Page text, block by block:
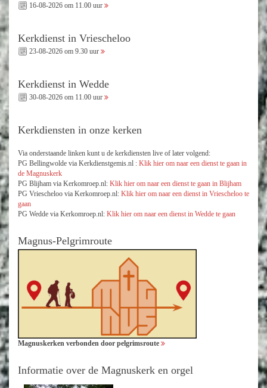
16-08-2026 om 11.00 uur
Kerkdienst in Vriescheloo
23-08-2026 om 9.30 uur
Kerkdienst in Wedde
30-08-2026 om 11.00 uur
Kerkdiensten in onze kerken
Via onderstaande linken kunt u de kerkdiensten live of later volgend:
PG Bellingwolde via Kerkdienstgemis.nl : Klik hier om naar een dienst te gaan in
de Magnuskerk
PG Blijham via Kerkomroep.nl: Klik hier om naar een dienst te gaan in Blijham
PG Vriescheloo via Kerkomroep.nl: Klik hier om naar een dienst in Vriescheloo te
gaan
PG Wedde via Kerkomroep.nl: Klik hier om naar een dienst in Wedde te gaan
Magnus-Pelgrimroute
Magnuskerken verbonden door pelgrimsroute
Informatie over de Magnuskerk en orgel